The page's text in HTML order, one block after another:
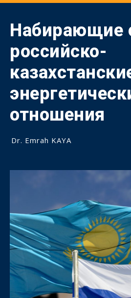
Набирающие
российско-
отношения
Dr. Emrah KAYA